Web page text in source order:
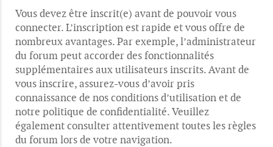
Vous devez être inscrit(e) avant de pouvoir vous
connecter. L’inscription est rapide et vous offre de
nombreux avantages. Par exemple, l’administrateur
du forum peut accorder des fonctionnalités
supplémentaires aux utilisateurs inscrits. Avant de
vous inscrire, assurez-vous d’avoir pris
connaissance de nos conditions d’utilisation et de
notre politique de confidentialité. Veuillez
également consulter attentivement toutes les règles
du forum lors de votre navigation.